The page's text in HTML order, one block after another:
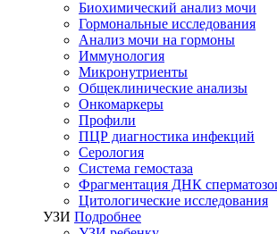
Биохимический анализ мочи
Гормональные исследования
Анализ мочи на гормоны
Иммунология
Микронутриенты
Общеклинические анализы
Онкомаркеры
Профили
ПЦР диагностика инфекций
Серология
Система гемостаза
Фрагментация ДНК
Цитологические исследования
УЗИ Подробнее